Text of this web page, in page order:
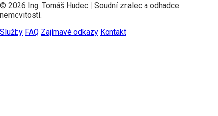
© 2026 Ing. Tomáš Hudec | Soudní znalec a odhadce
nemovitostí.
Služby FAQ Zajímavé odkazy Kontakt